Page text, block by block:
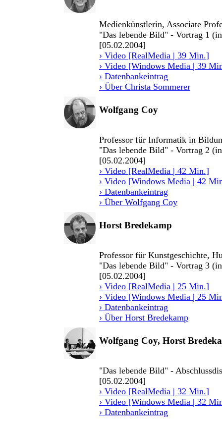
Medienkünstlerin, Associate
"Das lebende Bild" - Vortrag 1
[05.02.2004]
› Video [RealMedia | 39 Min.]
› Video [Windows Media | 39
› Datenbankeintrag
› Über Christa Sommerer
Wolfgang Coy
Professor für Informatik in
"Das lebende Bild" - Vortrag 2
[05.02.2004]
› Video [RealMedia | 42 Min.]
› Video [Windows Media | 42
› Datenbankeintrag
› Über Wolfgang Coy
Horst Bredekamp
Professor für Kunstgeschichte,
"Das lebende Bild" - Vortrag 3
[05.02.2004]
› Video [RealMedia | 25 Min.]
› Video [Windows Media | 25
› Datenbankeintrag
› Über Horst Bredekamp
Wolfgang Coy, Horst
"Das lebende Bild" -
[05.02.2004]
› Video [RealMedia | 32 Min.]
› Video [Windows Media | 32
› Datenbankeintrag